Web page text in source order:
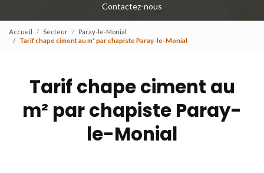
Contactez-nous
Accueil Secteur
Paray-le-Monial
Tarif chape ciment au m² par chapiste Paray-le-Monial
Tarif chape ciment au
m² par chapiste Paray-
le-Monial